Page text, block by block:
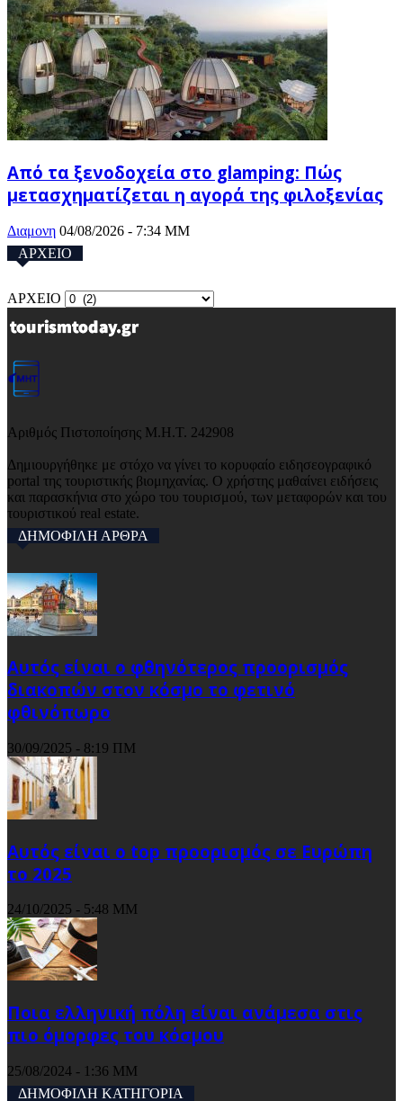
Από τα ξενοδοχεία στο glamping: Πώς
μετασχηματίζεται η αγορά της φιλοξενίας
Διαμονη 04/08/2026 - 7:34 ΜΜ
ΑΡΧΕΙΟ
ΑΡΧΕΙΟ
Αριθμός Πιστοποίησης Μ.Η.Τ. 242908
Δημιουργήθηκε με στόχο να γίνει το κορυφαίο ειδησεογραφικό
portal της τουριστικής βιομηχανίας. Ο χρήστης μαθαίνει ειδήσεις
και παρασκήνια στο χώρο του τουρισμού, των μεταφορών και του
τουριστικού real estate.
ΔΗΜΟΦΙΛΗ ΑΡΘΡΑ
Αυτός είναι ο φθηνότερος προορισμός
διακοπών στον κόσμο το φετινό
φθινόπωρο
30/09/2025 - 8:19 ΠΜ
Αυτός είναι ο top προορισμός σε Ευρώπη
το 2025
24/10/2025 - 5:48 ΜΜ
Ποια ελληνική πόλη είναι ανάμεσα στις
πιο όμορφες του κόσμου
25/08/2024 - 1:36 ΜΜ
ΔΗΜΟΦΙΛΗ ΚΑΤΗΓΟΡΙΑ